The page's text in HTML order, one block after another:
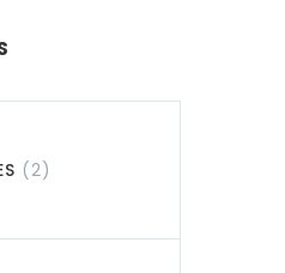
(2)